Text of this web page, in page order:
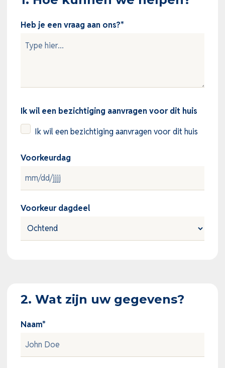
Heb je een vraag aan ons?*
Ik wil een bezichtiging aanvragen voor dit huis
Ik wil een bezichtiging aanvragen voor dit huis
Voorkeurdag
slash
Voorkeur dagdeel
2. Wat zijn uw gegevens?
Naam*